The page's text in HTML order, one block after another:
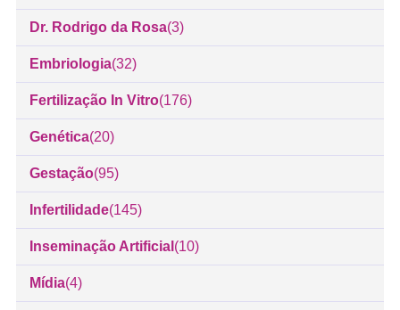
Dr. Rodrigo da Rosa(3)
Embriologia(32)
Fertilização In Vitro(176)
Genética(20)
Gestação(95)
Infertilidade(145)
Inseminação Artificial (10)
Mídia(4)